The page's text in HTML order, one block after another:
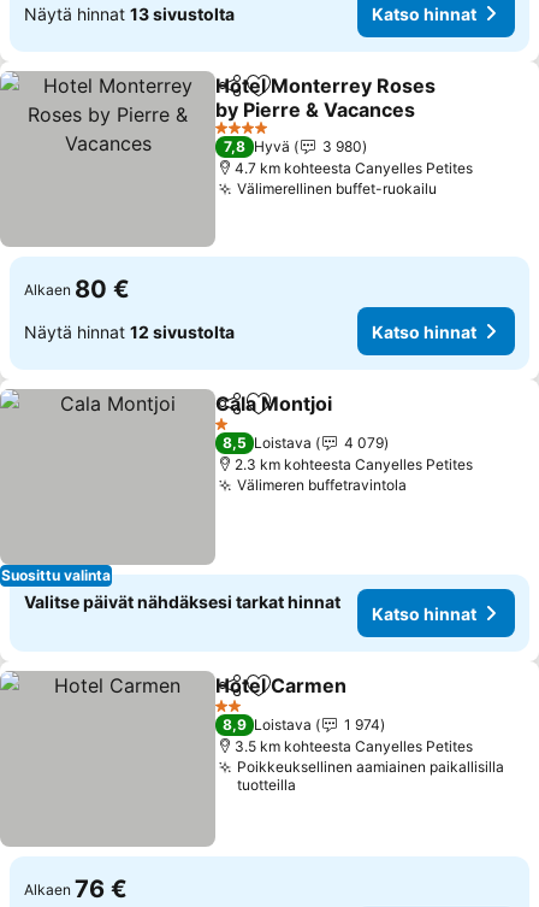
Näytä hinnat 13 sivustolta Katso hinnat
Jaa Lisää suosikkeihin
Hotel Monterrey Roses
by Pierre & Vacances
4 Tähtiluokitus
7,8 Hyvä
3 980
4.7 km kohteesta Canyelles Petites
Välimerellinen buffet-ruokailu
Alkaen 80 €
Näytä hinnat 12 sivustolta Katso hinnat
Suosittu valinta
Jaa Lisää suosikkeihin
Cala Montjoi
1 Tähtiluokitus
8,5 Loistava
4 079
2.3 km kohteesta Canyelles Petites
Välimeren buffetravintola
Valitse päivät nähdäksesi tarkat hinnat
Katso hinnat
Jaa Lisää suosikkeihin
Hotel Carmen
2 Tähtiluokitus
8,9 Loistava
1 974
3.5 km kohteesta Canyelles Petites
Poikkeuksellinen aamiainen paikallisilla
tuotteilla
Alkaen 76 €